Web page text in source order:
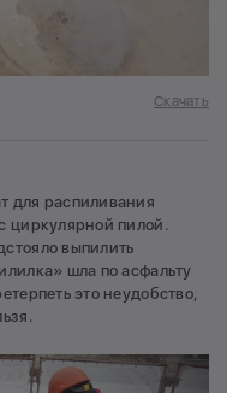
Скачать
для распиливания
циркулярной пилой.
выпилить
шла по асфальту
это неудобство,